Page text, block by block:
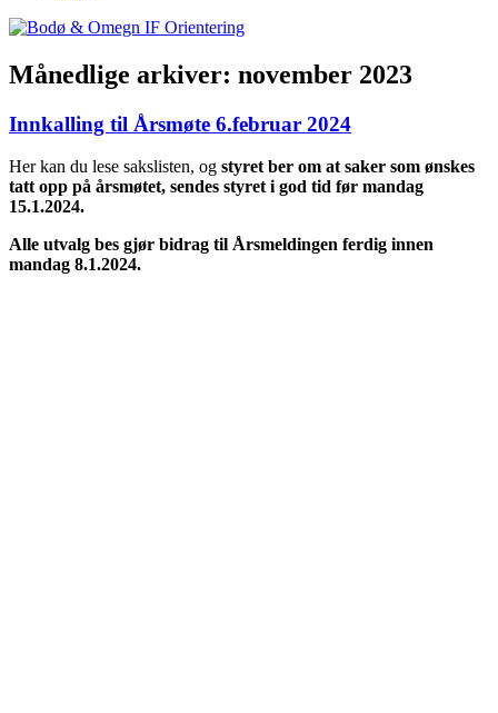
Månedlige arkiver: november 2023
Innkalling til Årsmøte 6.februar 2024
Her kan du lese sakslisten, og styret ber om at saker som ønskes
tatt opp på årsmøtet, sendes styret i god tid før mandag
15.1.2024.
Alle utvalg bes gjør bidrag til Årsmeldingen ferdig innen
mandag 8.1.2024.